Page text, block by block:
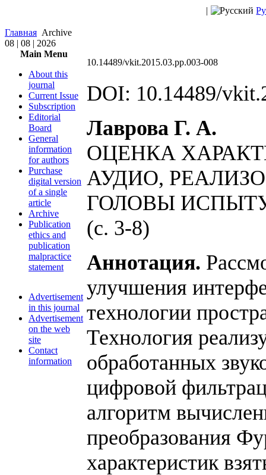
|
Главная Archive
08 | 08 | 2026
Main Menu
About this
journal
Current Issue
Subscription
Editorial
Board
General
information
for authors
Purchase
digital version
of a single
article
Archive
Publication
ethics and
publication
malpractice
statement
Advertisement
in this journal
Advertisement
on the web
site
Contact
information
10.14489/vkit.2015.03.pp.003-008
DOI: 10.14489/
Лаврова Г. А.
ОЦЕНКА
АУДИО,
ГОЛОВЫ
(с. 3-8)
Аннотация.
улучшения
технологии
Технология
обработанных
цифровой
алгоритм
преобразования
характеристик